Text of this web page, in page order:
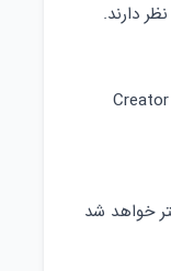
بازی‌های جهان‌باز بیشتری به سمت Creator
خواهد شد